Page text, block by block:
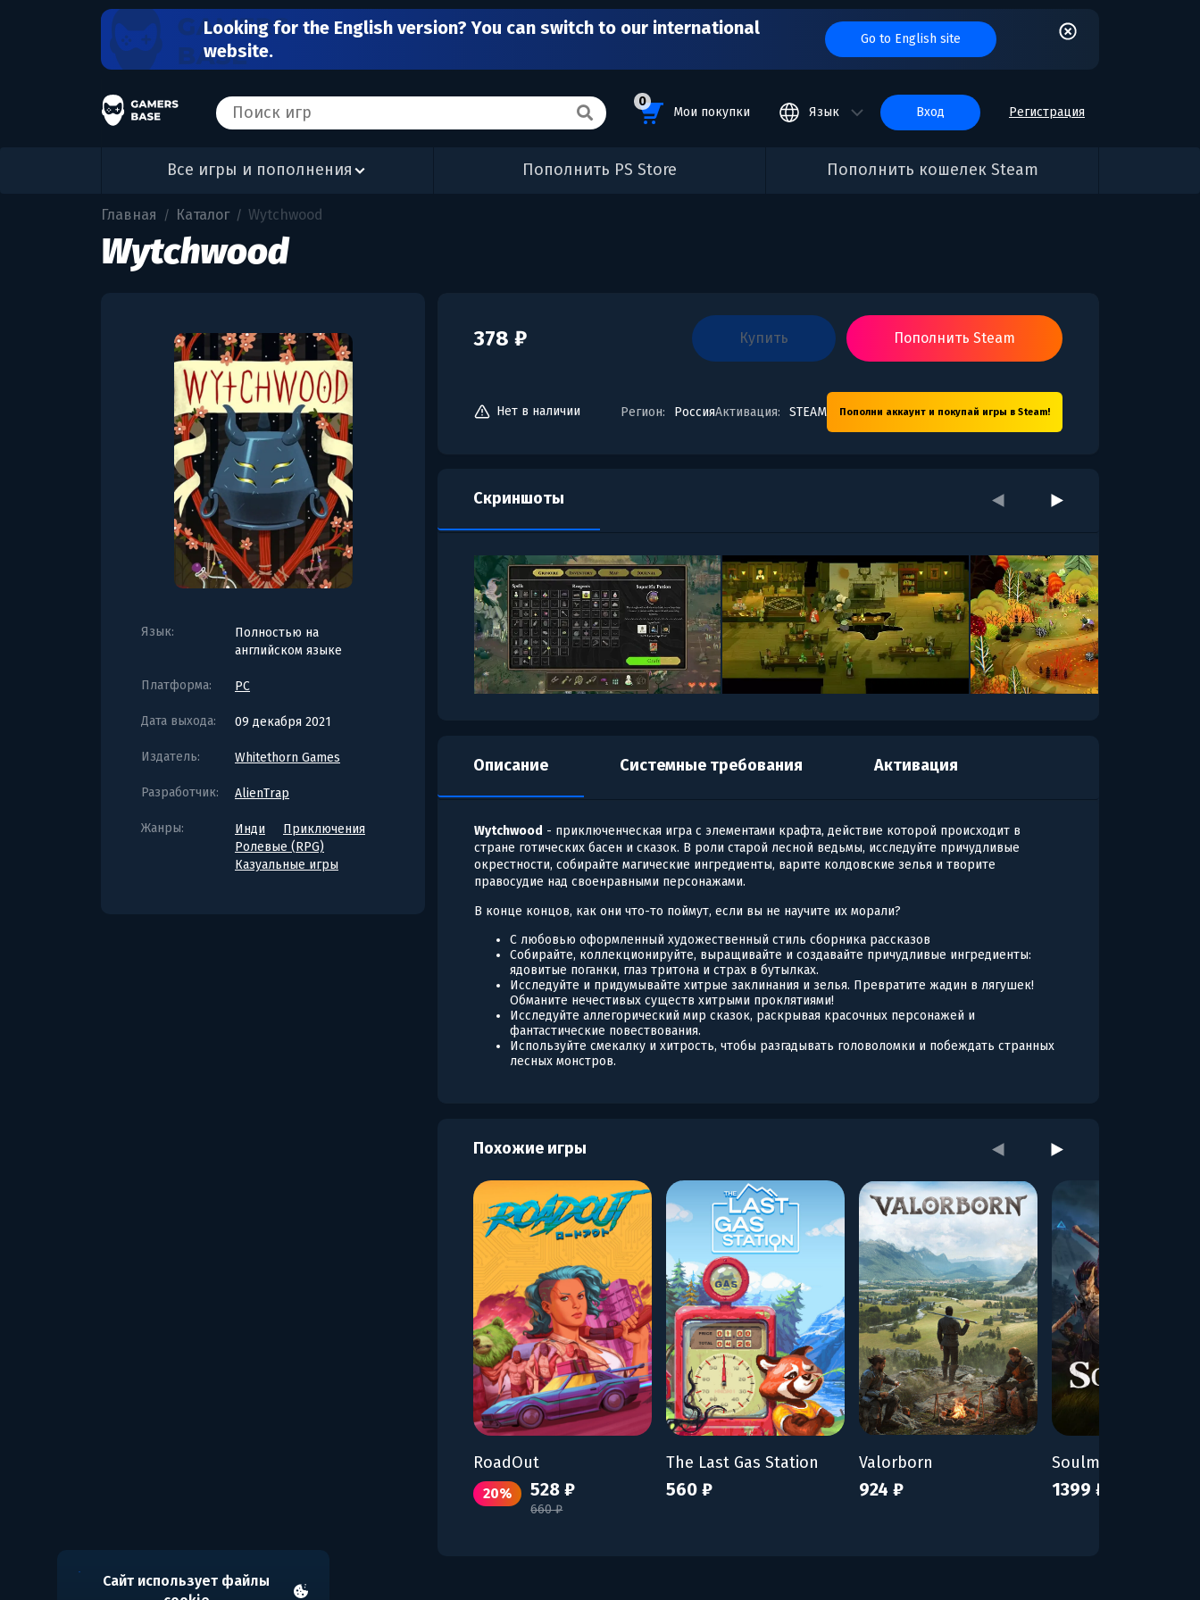
Looking for the English version? You can switch to our international
website.
Go to English site
0
Мои покупки Язык вход Регистрация
Все игры и пополнения Пополнить PS Store Пополнить кошелек Steam
Сайт использует файлы
Главная / Каталог / Wytchwood
Wytchwood
Язык:
Полностью на
английском языке
Платформа: PC
Дата выхода: 09 декабря 2021
Издатель: Whitethorn Games
Разработчик: AlienTrap
Жанры: Инди
Приключения
Ролевые (RPG)
Казуальные игры
378 ₽ Пополнить Steam
купить
Регион: РоссияАктивация: STEAM
Нет в наличии Пополни аккаунт и покупай игры в Steam!
Скриншоты
Описание Системные требования Активация
Wytchwood - приключенческая игра с элементами крафта, действие которой происходит в
стране готических басен и сказок. В роли старой лесной ведьмы, исследуйте причудливые
окрестности, собирайте магические ингредиенты, варите колдовские зелья и творите
правосудие над своенравными персонажами.
В конце концов, как они что-то поймут, если вы не научите их морали?
С любовью оформленный художественный стиль сборника рассказов
Собирайте, коллекционируйте, выращивайте и создавайте причудливые ингредиенты:
ядовитые поганки, глаз тритона и страх в бутылках.
Исследуйте и придумывайте хитрые заклинания и зелья. Превратите жадин в лягушек!
Обманите нечестивых существ хитрыми проклятиями!
Исследуйте аллегорический мир сказок, раскрывая красочных персонажей и
фантастические повествования.
Используйте смекалку и хитрость, чтобы разгадывать головоломки и побеждать странных
лесных монстров.
Похожие игры
RoadOut
20% 528 ₽
660 ₽
The Last Gas Station
560 ₽
Valorborn
924 ₽
Soulmask
1399 ₽